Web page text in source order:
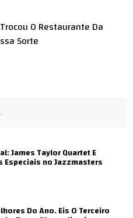
O Restaurante Da
Sorte
James Taylor Quartet E
Especiais no Jazzmasters
Do Ano. Eis O Terceiro